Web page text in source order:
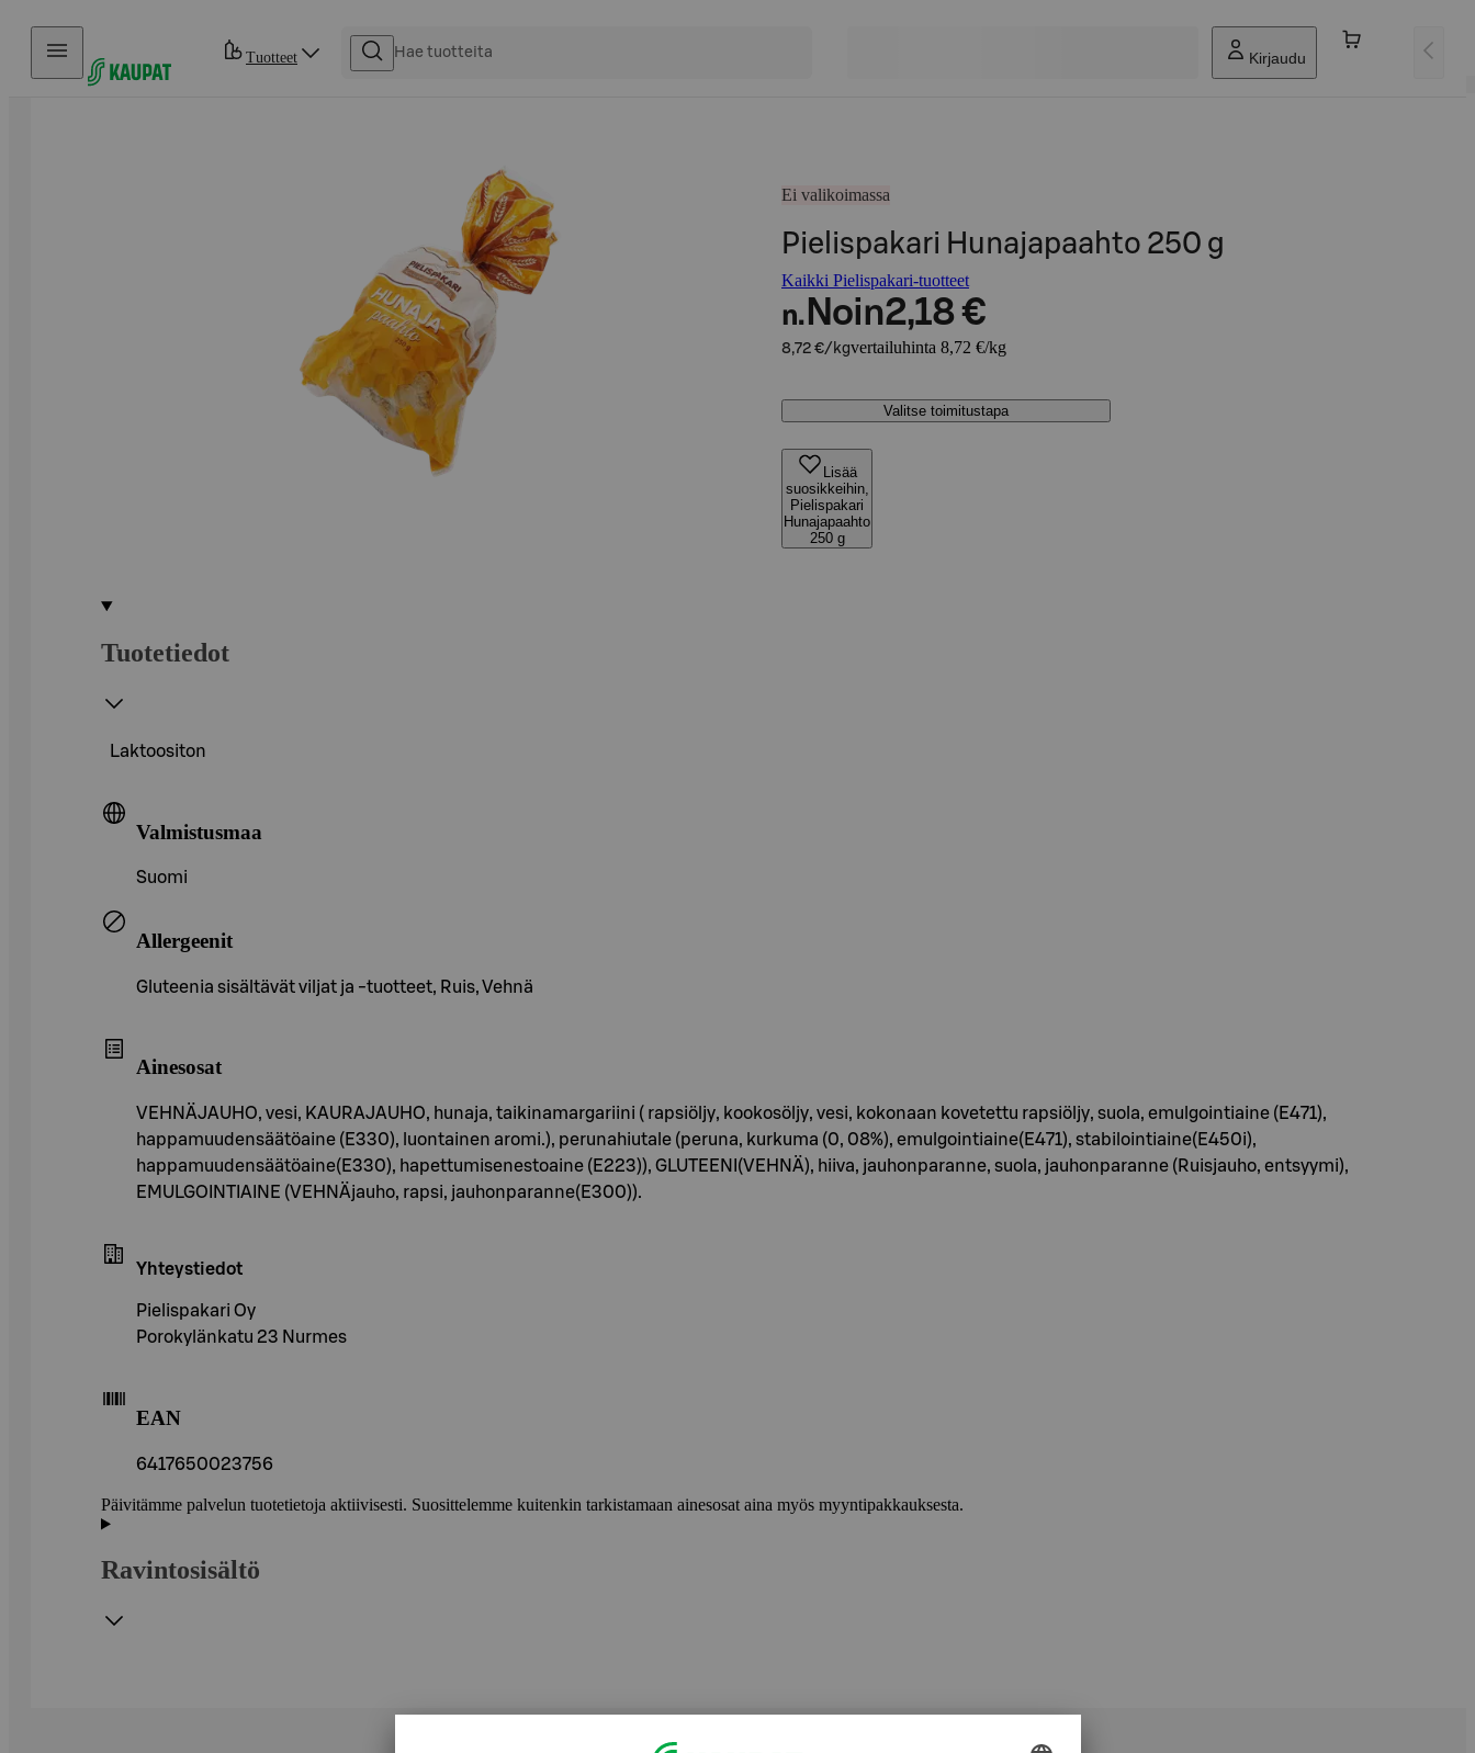
Hyppää sisältöön
Tuotteet Kirjaudu
Ei valikoimassa
Pielispakari Hunajapaahto 250 g
Kaikki Pielispakari-tuotteet
n. Noin2,18 €
8,72 €/kgvertailuhinta 8,72 €/kg
Valitse toimitustapa
Lisää
suosikkeihin,
Pielispakari
Hunajapaahto
250 g
Tuotetiedot
Laktoositon
Valmistusmaa
Suomi
Allergeenit
Gluteenia sisältävät viljat ja -tuotteet, Ruis, Vehnä
Ainesosat
VEHNÄJAUHO, vesi, KAURAJAUHO, hunaja, taikinamargariini ( rapsiöljy, kookosöljy, vesi, kokonaan kovetettu rapsiöljy, suola, emulgointiaine (E471),
happamuudensäätöaine (E330), luontainen aromi.), perunahiutale (peruna, kurkuma (0, 08%), emulgointiaine(E471), stabilointiaine(E450i),
happamuudensäätöaine(E330), hapettumisenestoaine (E223)), GLUTEENI(VEHNÄ), hiiva, jauhonparanne, suola, jauhonparanne (Ruisjauho, entsyymi),
EMULGOINTIAINE (VEHNÄjauho, rapsi, jauhonparanne(E300)).
Yhteystiedot
Pielispakari Oy
Porokylänkatu 23 Nurmes
EAN
6417650023756
Päivitämme palvelun tuotetietoja aktiivisesti. Suosittelemme kuitenkin tarkistamaan ainesosat aina myös myyntipakkauksesta.
Ravintosisältö